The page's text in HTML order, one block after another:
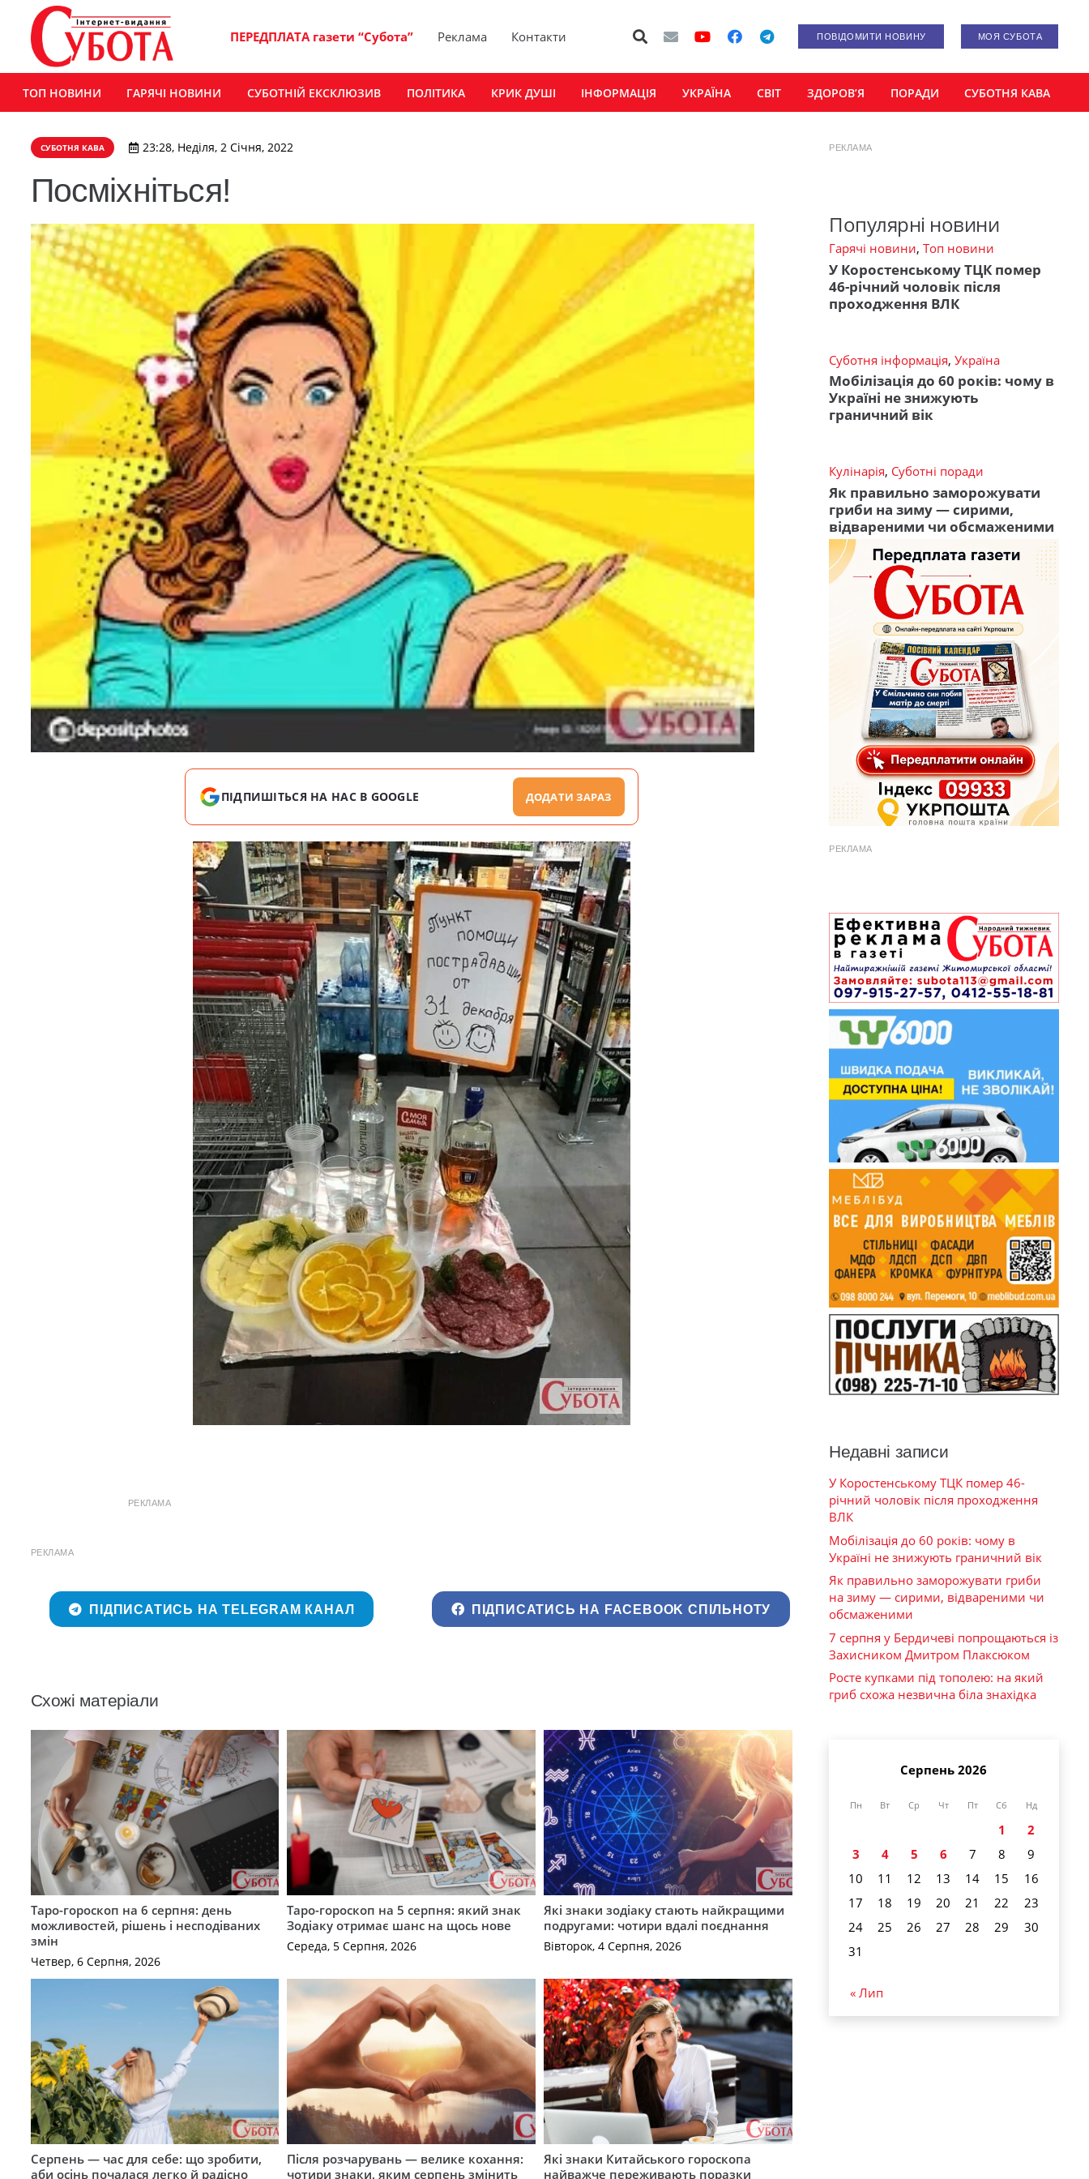
ПЕРЕДПЛАТА газети “Субота” Реклама Контакти ПОВІДОМИТИ НОВИНУ МОЯ СУБОТА
ТОП НОВИНИ ГАРЯЧІ НОВИНИ СУБОТНІЙ ЕКСКЛЮЗИВ ПОЛІТИКА КРИК ДУШІ ІНФОРМАЦІЯ УКРАЇНА СВІТ ЗДОРОВ’Я ПОРАДИ СУБОТНЯ КАВА
СУБОТНЯ КАВА 23:28, Неділя, 2 Січня, 2022
Посміхніться!
ПІДПИШІТЬСЯ НА НАС В GOOGLE ДОДАТИ ЗАРАЗ
РЕКЛАМА
РЕКЛАМА
ПІДПИСАТИСЬ НА TELEGRAM КАНАЛ ПІДПИСАТИСЬ НА FACEBOOK СПІЛЬНОТУ
Схожі матеріали
Таро-гороскоп на 6 серпня: день
можливостей, рішень і несподіваних
змін
Четвер, 6 Серпня, 2026
Таро-гороскоп на 5 серпня: який знак
Зодіаку отримає шанс на щось нове
Середа, 5 Серпня, 2026
Які знаки зодіаку стають найкращими
подругами: чотири вдалі поєднання
Вівторок, 4 Серпня, 2026
Серпень — час для себе: що зробити,
аби осінь почалася легко й радісно
Після розчарувань — велике кохання:
чотири знаки, яким серпень змінить
Які знаки Китайського гороскопа
найважче переживають поразки
РЕКЛАМА
Популярні новини
Гарячі новини, Топ новини
У Коростенському ТЦК помер
46-річний чоловік після
проходження ВЛК
Суботня інформація, Україна
Мобілізація до 60 років: чому в
Україні не знижують
граничний вік
Кулінарія, Суботні поради
Як правильно заморожувати
гриби на зиму — сирими,
відвареними чи обсмаженими
РЕКЛАМА
Недавні записи
У Коростенському ТЦК помер 46-
річний чоловік після проходження
ВЛК
Мобілізація до 60 років: чому в
Україні не знижують граничний вік
Як правильно заморожувати гриби
на зиму — сирими, відвареними чи
обсмаженими
7 серпня у Бердичеві попрощаються із
Захисником Дмитром Плаксюком
Росте купками під тополею: на який
гриб схожа незвична біла знахідка
Серпень 2026
Пн Вт Ср Чт Пт Сб Нд
1
2
3
4 5 6 7 8
9
10
11 12 13 14 15
16
17
18 19 20 21 22
23
24
25 26 27 28 29
30
31
« Лип